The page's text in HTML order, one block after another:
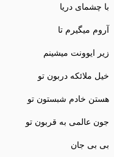
با چشمای دریا
آروم میگیرم تا
زیر ایوونت میشینم
خیل ملائکه دربون تو
هستن خادم شبستون تو
جون عالمی به قربون تو
بی بی جان